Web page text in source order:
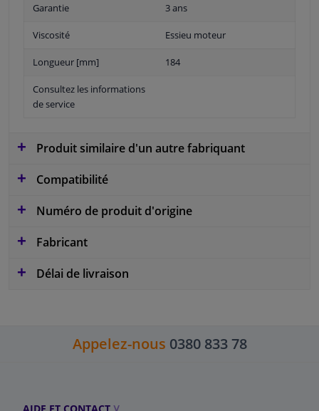
Garantie 3 ans
Viscosité Essieu moteur
Longueur [mm] 184
Consultez les informations
de service
Produit similaire d'un autre fabriquant
Compatibilité
Numéro de produit d'origine
Fabricant
Délai de livraison
Appelez-nous 0380 833 78